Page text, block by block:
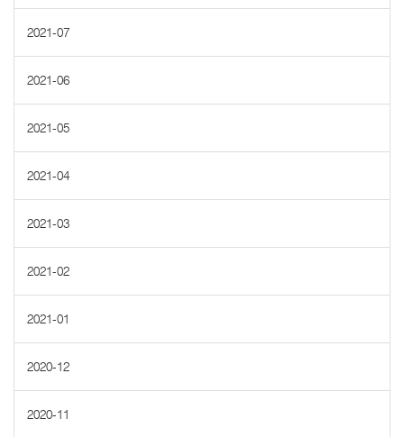
2021-07
2021-06
2021-05
2021-04
2021-03
2021-02
2021-01
2020-12
2020-11